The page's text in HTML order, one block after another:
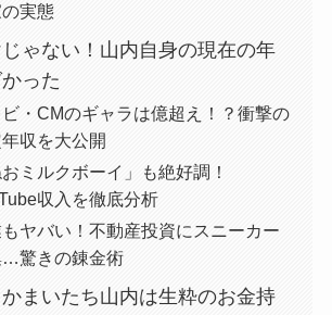
実態
ゃない！山内自身の現在の年
った
・CMのギャラは億超え！？衝撃の
収を大公開
おミルクボーイ」も絶好調！
収入を徹底分析
ヤバい！不動産投資にスニーカー
…驚きの錬金術
まいたち山内は生粋のお金持